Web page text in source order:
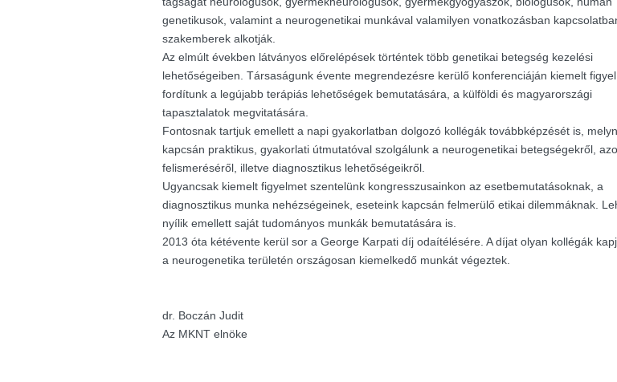
genetikusok, valamint a neurogenetikai munkával valamilyen vonatkozásban
szakemberek alkotják.
Az elmúlt években látványos előrelépések történtek több genetikai betegség kezelési
lehetőségeiben. Társaságunk évente megrendezésre kerülő konferenciáján kiemelt
fordítunk a legújabb terápiás lehetőségek bemutatására, a külföldi és magyarországi
tapasztalatok megvitatására.
Fontosnak tartjuk emellett a napi gyakorlatban dolgozó kollégák továbbképzését is,
kapcsán praktikus, gyakorlati útmutatóval szolgálunk a neurogenetikai betegségekről,
felismeréséről, illetve diagnosztikus lehetőségeikről.
Ugyancsak kiemelt figyelmet szentelünk kongresszusainkon az esetbemutatásoknak, a
diagnosztikus munka nehézségeinek, eseteink kapcsán felmerülő etikai dilemmáknak.
nyílik emellett saját tudományos munkák bemutatására is.
2013 óta kétévente kerül sor a George Karpati díj odaítélésére. A díjat olyan kollégák
a neurogenetika területén országosan kiemelkedő munkát végeztek.
dr. Boczán Judit
Az MKNT elnöke